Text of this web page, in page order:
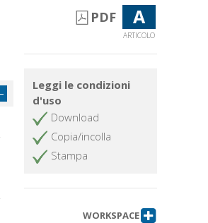
PDF A
ARTICOLO
Leggi le condizioni
d'uso
Download
Copia/incolla
Stampa
WORKSPACE